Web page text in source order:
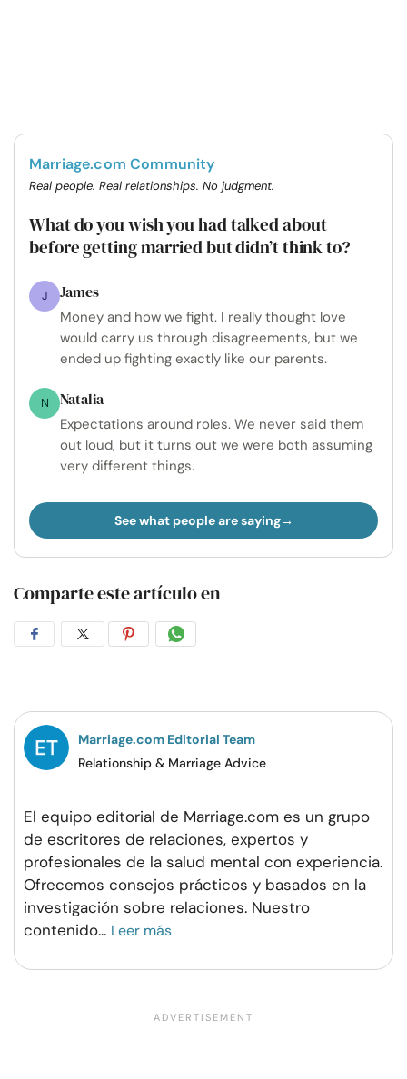
Marriage.com Community
Real people. Real relationships. No judgment.
What do you wish you had talked about
before getting married but didn’t think to?
J James
Money and how we fight. I really thought love
would carry us through disagreements, but we
ended up fighting exactly like our parents.
N Natalia
Expectations around roles. We never said them
out loud, but it turns out we were both assuming
very different things.
See what people are saying
Comparte este artículo en
CompartirCompartirCompartirCompartir
Marriage.com Editorial Team
Relationship & Marriage Advice
El equipo editorial de Marriage.com es un grupo
de escritores de relaciones, expertos y
profesionales de la salud mental con experiencia.
Ofrecemos consejos prácticos y basados en la
investigación sobre relaciones. Nuestro
contenido... Leer más